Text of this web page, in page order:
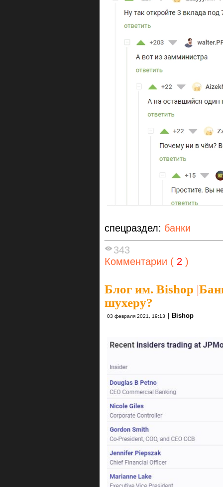
спецраздел: банки
343
Комментарии ( 2 )
Блог им. Bishop |
шухеру?
03 февраля 2021, 19:13 Bishop